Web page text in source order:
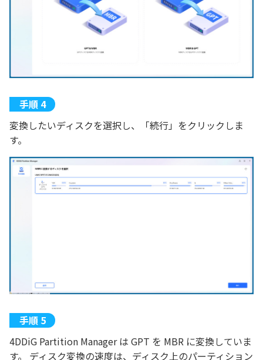
変換したいディスクを選択し、「続行」をクリックしま
す。
4DDiG Partition Manager は GPT を MBR に変換していま
す。 ディスク変換の速度は、ディスク上のパーティション